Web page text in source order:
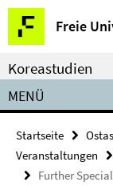
Springe
direkt
zu
Inhalt
Freie
Service-
Navigation
Koreastudien
MENÜ
Startseite
Veranstaltungen
Further